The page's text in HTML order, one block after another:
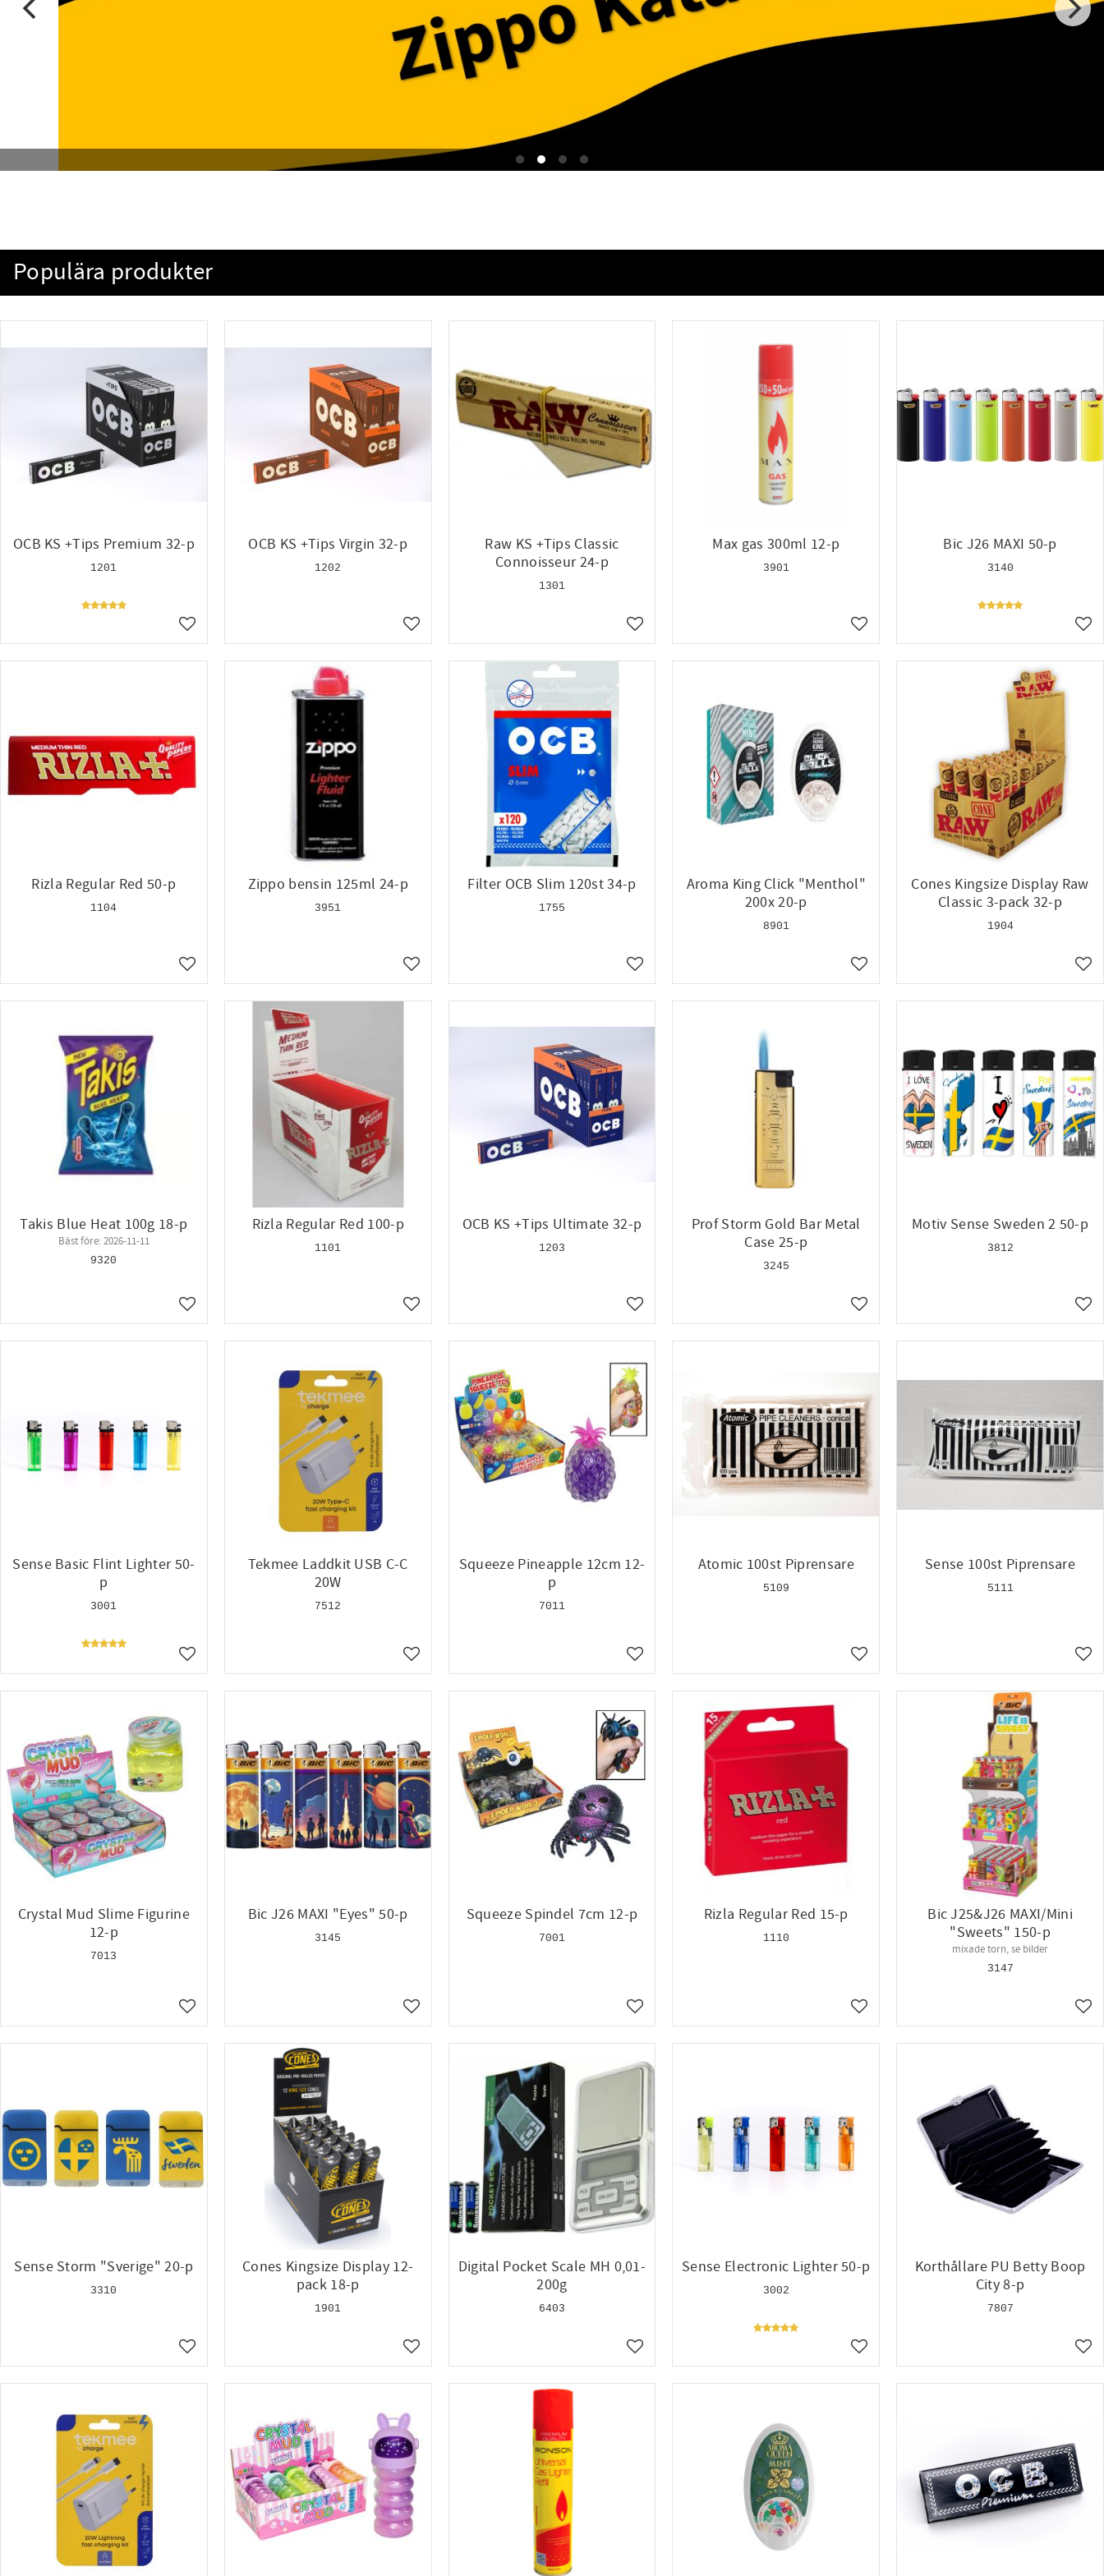
Populära produkter
OCB KS +Tips Premium 32-p
1201
Lägg till i favoriter
OCB KS +Tips Virgin 32-p
1202
Lägg till i favoriter
Raw KS +Tips Classic
Connoisseur 24-p
1301
Lägg till i favoriter
Max gas 300ml 12-p
3901
Lägg till i favoriter
Bic J26 MAXI 50-p
3140
Rizla Regular Red 50-p
1104
Lägg till i favoriter
Zippo bensin 125ml 24-p
3951
Lägg till i favoriter
Filter OCB Slim 120st 34-p
1755
Lägg till i favoriter
Aroma King Click "Menthol"
200x 20-p
8901
Lägg till i favoriter
Cones Kingsize Display Raw
Classic 3-pack 32-p
1904
Takis Blue Heat 100g 18-p
Bäst före: 2026-11-11
9320
Lägg till i favoriter
Rizla Regular Red 100-p
1101
Lägg till i favoriter
OCB KS +Tips Ultimate 32-p
1203
Lägg till i favoriter
Prof Storm Gold Bar Metal
Case 25-p
3245
Lägg till i favoriter
Motiv Sense Sweden 2 50-p
3812
Sense Basic Flint Lighter 50-
p
3001
Lägg till i favoriter
Tekmee Laddkit USB C-C
20W
7512
Lägg till i favoriter
Squeeze Pineapple 12cm 12-
p
7011
Lägg till i favoriter
Atomic 100st Piprensare
5109
Lägg till i favoriter
Sense 100st Piprensare
5111
Crystal Mud Slime Figurine
12-p
7013
Lägg till i favoriter
Bic J26 MAXI "Eyes" 50-p
3145
Lägg till i favoriter
Squeeze Spindel 7cm 12-p
7001
Lägg till i favoriter
Rizla Regular Red 15-p
1110
Lägg till i favoriter
Bic J25&J26 MAXI/Mini
"Sweets" 150-p
mixade torn, se bilder
3147
Sense Storm "Sverige" 20-p
3310
Lägg till i favoriter
Cones Kingsize Display 12-
pack 18-p
1901
Lägg till i favoriter
Digital Pocket Scale MH 0,01-
200g
6403
Lägg till i favoriter
Sense Electronic Lighter 50-p
3002
Lägg till i favoriter
Korthållare PU Betty Boop
City 8-p
7807